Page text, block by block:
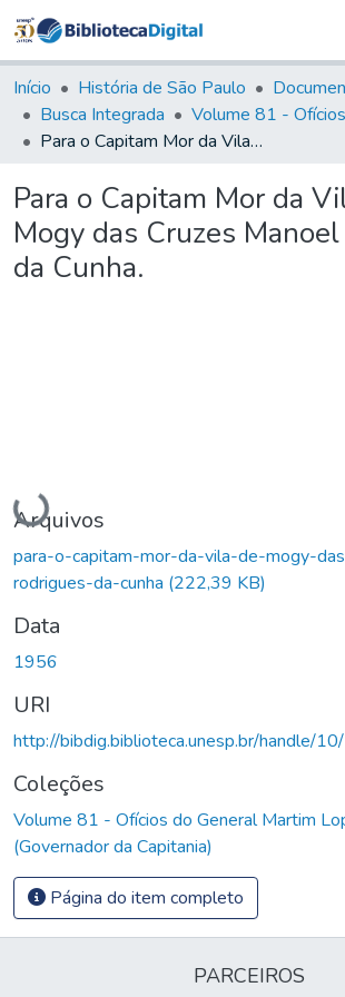
&
Coleções
Tudo na
Biblioteca
Estatísticas
Início História de São Paulo
Busca Integrada
Para o Capitam Mor da Vila de Mogy das Cruzes Manoel Rodrigues da Cunha.
Para o Capitam Mor da
Mogy das Cruzes
da Cunha.
Carregando...
Arquivos
para-o-capitam-mor-da-vila-de-mogy-
rodrigues-da-cunha (222,39 KB)
Data
1956
URI
http://bibdig.biblioteca.unesp.br/handle/
Coleções
Volume 81 - Ofícios do General Martim
(Governador da Capitania)
Página do item completo
PARCEIROS